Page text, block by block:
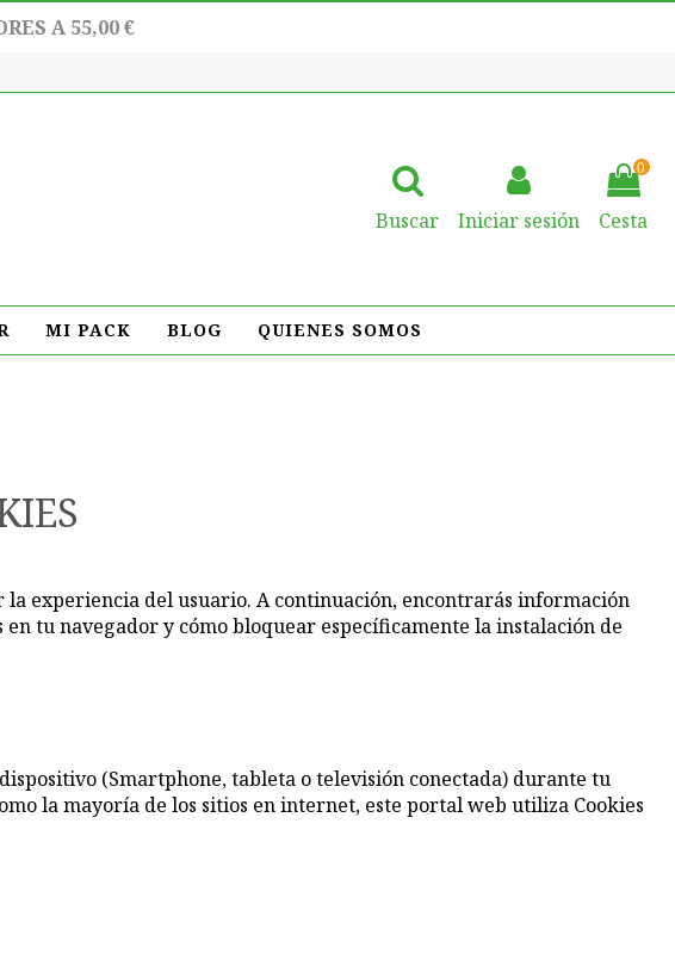
A 55,00 €
Buscar Iniciar sesión
0
Cesta
MI PACK BLOG QUIENES SOMOS
experiencia del usuario. A continuación, encontrarás información
tu navegador y cómo bloquear específicamente la instalación de
(Smartphone, tableta o televisión conectada) durante tu
la mayoría de los sitios en internet, este portal web utiliza Cookies